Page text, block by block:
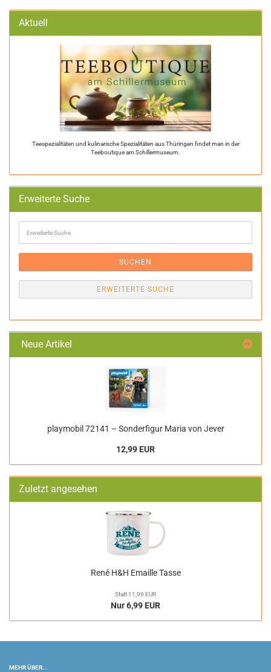
Aktuell
Teespezialitäten und kulinarische Spezialitäten aus Thüringen findet man in der
Teeboutique am Schillermuseum.
Erweiterte Suche
Suche
SUCHEN
ERWEITERTE SUCHE
Neue Artikel
playmobil 72141 – Sonderfigur Maria von Jever
12,99 EUR
Zuletzt angesehen
René H&H Emaille Tasse
Statt 11,99 EUR
Nur 6,99 EUR
MEHR ÜBER...